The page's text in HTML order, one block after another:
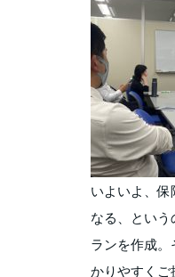
いよいよ、
なる、とい
ランを作成
かりやすく